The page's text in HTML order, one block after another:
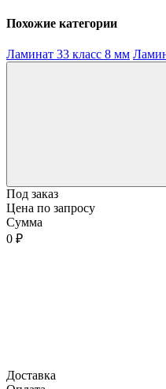
Похожие категории
Ламинат 33 класс 8 мм
Под заказ
Цена по запросу
Сумма
0 ₽
Доставка